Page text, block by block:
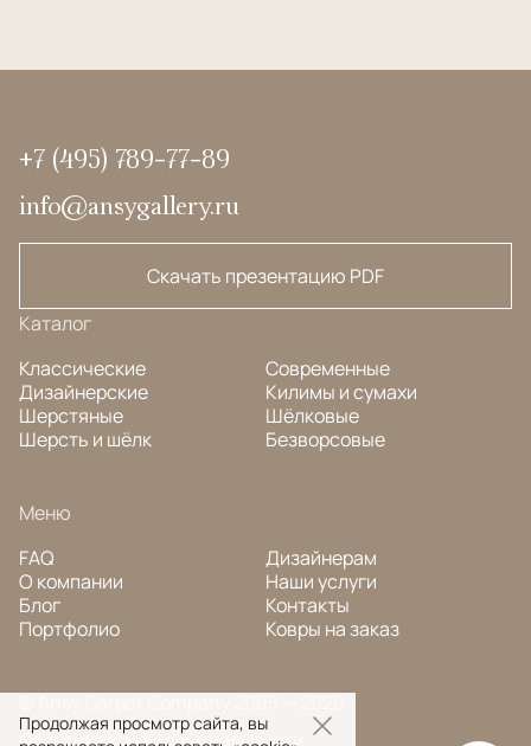
+7 (495) 789-77-89
info@ansygallery.ru
Скачать презентацию PDF
Каталог
Классические
Дизайнерские
Шерстяные
Шерсть и шёлк
Современные
Килимы и сумахи
Шёлковые
Безворсовые
Меню
FAQ
О компании
Блог
Портфолио
Дизайнерам
Наши услуги
Контакты
Ковры на заказ
Политика конфиденциальности
Продолжая просмотр сайта, вы